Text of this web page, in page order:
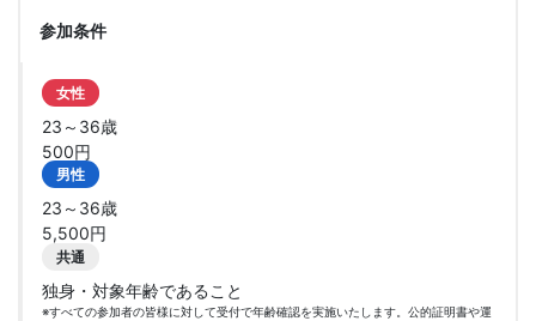
参加条件
女性
23～36歳
500円
男性
23～36歳
5,500円
共通
独身・対象年齢であること
※すべての参加者の皆様に対して受付で年齢確認を実施いたします。公的証明書や運